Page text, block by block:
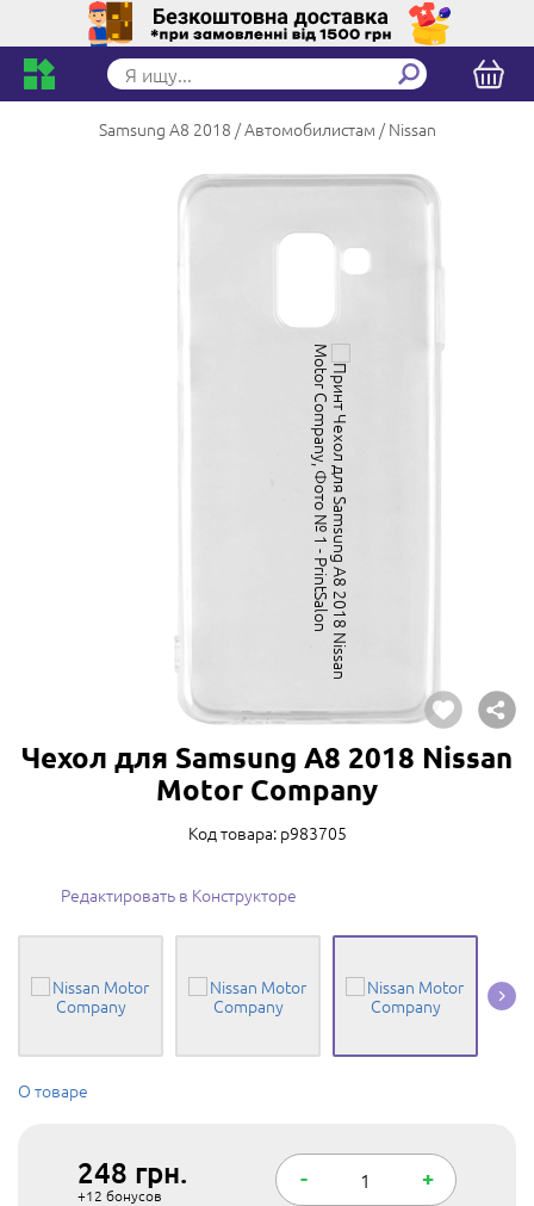
Samsung A8 2018 Автомобилистам Nissan
Чехол для Samsung A8 2018 Nissan
Motor Company
Код товара: p983705
Редактировать в Конструкторе
О товаре
248 грн.
+12 бонусов
- +